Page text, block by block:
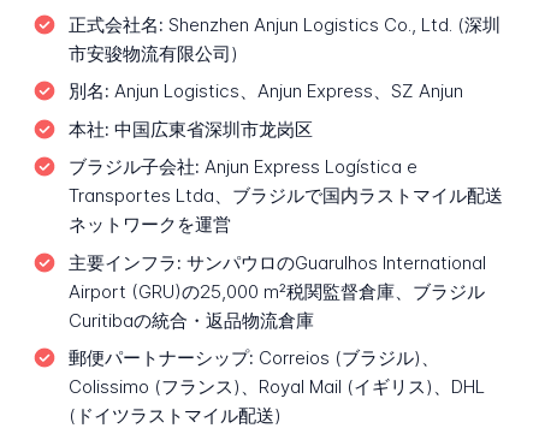
正式会社名: Shenzhen Anjun Logistics Co., Ltd. (深圳
市安骏物流有限公司)
別名: Anjun Logistics、Anjun Express、SZ Anjun
本社: 中国広東省深圳市龙岗区
ブラジル子会社: Anjun Express Logística e
Transportes Ltda、ブラジルで国内ラストマイル配送
ネットワークを運営
主要インフラ: サンパウロのGuarulhos International
Airport (GRU)の25,000 m²税関監督倉庫、ブラジル
Curitibaの統合・返品物流倉庫
郵便パートナーシップ: Correios (ブラジル)、
Colissimo (フランス)、Royal Mail (イギリス)、DHL
(ドイツラストマイル配送)